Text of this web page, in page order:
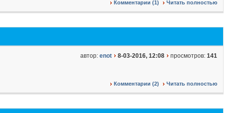
Комментарии (1) Читать полностью
автор: enot 8-03-2016, 12:08 просмотров: 141
Комментарии (2) Читать полностью